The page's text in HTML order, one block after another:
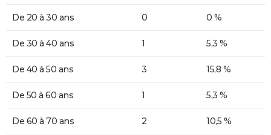
De 20 à 30 ans 0 0 %
De 30 à 40 ans 1 5,3 %
De 40 à 50 ans 3 15,8 %
De 50 à 60 ans 1 5,3 %
De 60 à 70 ans 2 10,5 %